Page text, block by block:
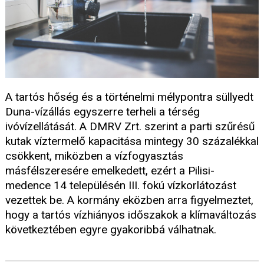
A tartós hőség és a történelmi mélypontra süllyedt
Duna-vízállás egyszerre terheli a térség
ivóvízellátását. A DMRV Zrt. szerint a parti szűrésű
kutak víztermelő kapacitása mintegy 30 százalékkal
csökkent, miközben a vízfogyasztás
másfélszeresére emelkedett, ezért a Pilisi-
medence 14 településén III. fokú vízkorlátozást
vezettek be. A kormány eközben arra figyelmeztet,
hogy a tartós vízhiányos időszakok a klímaváltozás
következtében egyre gyakoribbá válhatnak.